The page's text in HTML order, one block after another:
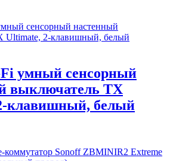
умный сенсорный
выключатель TX
клавишный, белый